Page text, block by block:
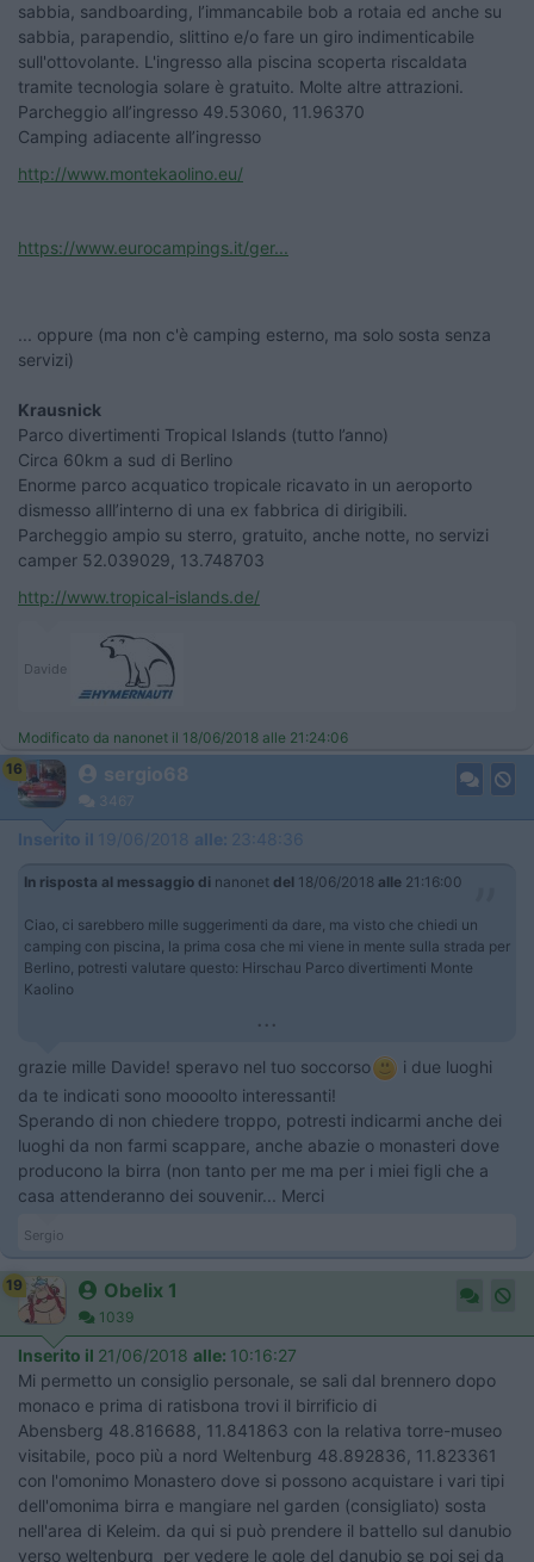
sabbia, sandboarding, l’immancabile bob a rotaia ed anche su
sabbia, parapendio, slittino e/o fare un giro indimenticabile
sull'ottovolante. L'ingresso alla piscina scoperta riscaldata
tramite tecnologia solare è gratuito. Molte altre attrazioni.
Parcheggio all’ingresso 49.53060, 11.96370
Camping adiacente all’ingresso
http://www.montekaolino.eu/
https://www.eurocampings.it/ger...
... oppure (ma non c'è camping esterno, ma solo sosta senza
servizi)
Krausnick
Parco divertimenti Tropical Islands (tutto l’anno)
Circa 60km a sud di Berlino
Enorme parco acquatico tropicale ricavato in un aeroporto
dismesso alll’interno di una ex fabbrica di dirigibili.
Parcheggio ampio su sterro, gratuito, anche notte, no servizi
camper 52.039029, 13.748703
http://www.tropical-islands.de/
Davide
Modificato da nanonet il 18/06/2018 alle 21:24:06
16
sergio68
3467
Inserito il 19/06/2018 alle: 23:48:36
In risposta al messaggio di nanonet del 18/06/2018 alle 21:16:00
Ciao, ci sarebbero mille suggerimenti da dare, ma visto che chiedi un
camping con piscina, la prima cosa che mi viene in mente sulla strada per
Berlino, potresti valutare questo: Hirschau Parco divertimenti Monte
Kaolino
...
grazie mille Davide! speravo nel tuo soccorso
i due luoghi
da te indicati sono moooolto interessanti!
Sperando di non chiedere troppo, potresti indicarmi anche dei
luoghi da non farmi scappare, anche abazie o monasteri dove
producono la birra (non tanto per me ma per i miei figli che a
casa attenderanno dei souvenir... Merci
Sergio
19 Obelix 1
1039
Inserito il 21/06/2018 alle: 10:16:27
Mi permetto un consiglio personale, se sali dal brennero dopo
monaco e prima di ratisbona trovi il birrificio di
Abensberg 48.816688, 11.841863 con la relativa torre-museo
visitabile, poco più a nord Weltenburg 48.892836, 11.823361
con l'omonimo Monastero dove si possono acquistare i vari tipi
dell'omonima birra e mangiare nel garden (consigliato) sosta
nell'area di Keleim. da qui si può prendere il battello sul danubio
verso weltenburg per vedere le gole del danubio se poi sei da